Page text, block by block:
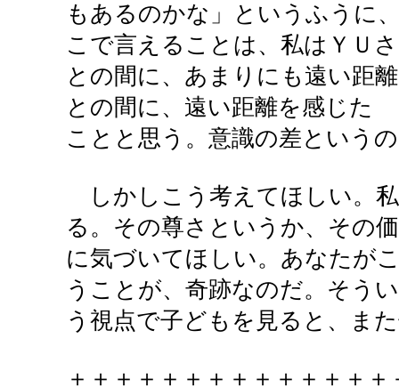
もあるのかな」というふうに
こで言えることは、私はＹＵ
との間に、あまりにも遠い距
との間に、遠い距離を感じた
ことと思う。意識の差という
しかしこう考えてほしい。
る。その尊さというか、その
に気づいてほしい。あなたが
うことが、奇跡なのだ。そうい
う視点で子どもを見ると、ま
＋＋＋＋＋＋＋＋＋＋＋＋＋＋